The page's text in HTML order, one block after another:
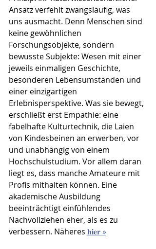
Ansatz verfehlt zwangsläufig, was
uns ausmacht. Denn Menschen sind
keine gewöhnlichen
Forschungsobjekte, sondern
bewusste Subjekte: Wesen mit einer
jeweils einmaligen Geschichte,
besonderen Lebensumständen und
einer einzigartigen
Erlebnisperspektive. Was sie bewegt,
erschließt erst Empathie: eine
fabelhafte Kulturtechnik, die Laien
von Kindesbeinen an erwerben, vor
und unabhängig von einem
Hochschulstudium. Vor allem daran
liegt es, dass manche Amateure mit
Profis mithalten können. Eine
akademische Ausbildung
beeinträchtigt einfühlendes
Nachvollziehen eher, als es zu
verbessern. Näheres 𝐡𝐢𝐞𝐫 »